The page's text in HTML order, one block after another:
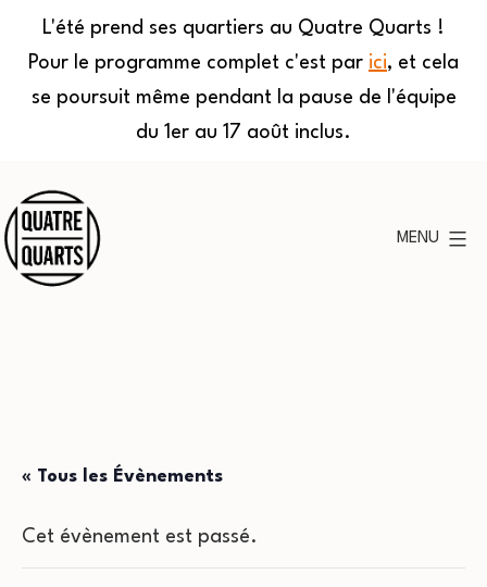
L'été prend ses quartiers au Quatre Quarts !
Pour le programme complet c'est par ici, et cela
se poursuit même pendant la pause de l'équipe
du 1er au 17 août inclus.
au
contenu
MENU
« Tous les Évènements
Cet évènement est passé.